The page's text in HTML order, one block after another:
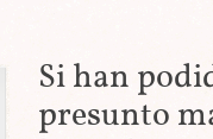
Si han
presunto